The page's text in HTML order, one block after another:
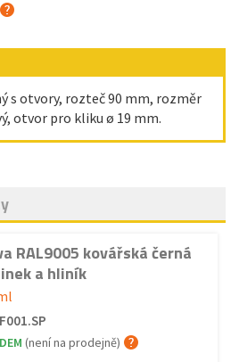
s otvory, rozteč 90 mm, rozměr
otvor pro kliku ø 19 mm.
RAL9005 kovářská černá
a hliník
F001.SP
(není na prodejně)